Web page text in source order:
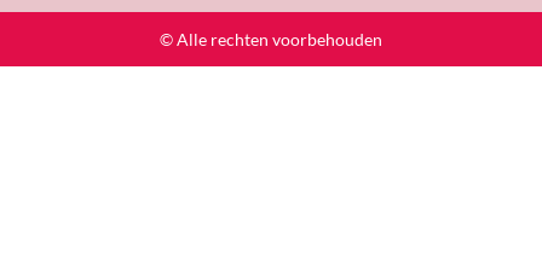
© Alle rechten voorbehouden